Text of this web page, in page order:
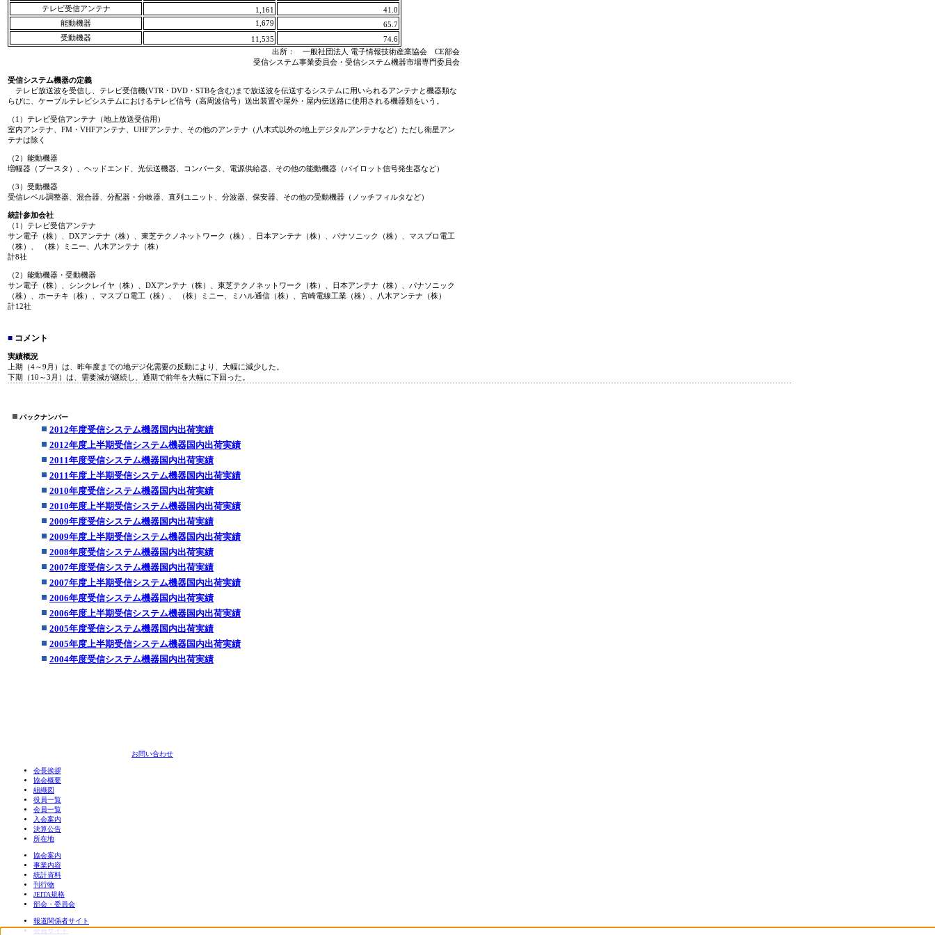
テレビ受信アンテナ
1,161
41.0
能動機器
1,679
65.7
受動機器
11,535
74.6
出所： 一般社団法人 電子情報技術産業協会 CE部会
受信システム事業委員会・受信システム機器市場専門委員会
受信システム機器の定義
テレビ放送波を受信し、テレビ受信機(VTR・DVD・STBを含む)まで放送波を伝送するシステムに用いられるアンテナと機器類な
らびに、ケーブルテレビシステムにおけるテレビ信号（高周波信号）送出装置や屋外・屋内伝送路に使用される機器類をいう。
（1）テレビ受信アンテナ（地上放送受信用）
室内アンテナ、FM・VHFアンテナ、UHFアンテナ、その他のアンテナ（八木式以外の地上デジタルアンテナなど）ただし衛星アン
テナは除く
（2）能動機器
増幅器（ブースタ）、ヘッドエンド、光伝送機器、コンバータ、電源供給器、その他の能動機器（パイロット信号発生器など）
（3）受動機器
受信レベル調整器、混合器、分配器・分岐器、直列ユニット、分波器、保安器、その他の受動機器（ノッチフィルタなど）
統計参加会社
（1）テレビ受信アンテナ
サン電子（株）、DXアンテナ（株）、東芝テクノネットワーク（株）、日本アンテナ（株）、パナソニック（株）、マスプロ電工
（株）、 （株）ミニー、八木アンテナ（株）
計8社
（2）能動機器・受動機器
サン電子（株）、シンクレイヤ（株）、DXアンテナ（株）、東芝テクノネットワーク（株）、日本アンテナ（株）、パナソニック
（株）、ホーチキ（株）、マスプロ電工（株）、 （株）ミニー、ミハル通信（株）、宮崎電線工業（株）、八木アンテナ（株）
計12社
■ コメント
実績概況
上期（4～9月）は、昨年度までの地デジ化需要の反動により、大幅に減少した。
下期（10～3月）は、需要減が継続し、通期で前年を大幅に下回った。
バックナンバー
2012年度受信システム機器国内出荷実績
2012年度上半期受信システム機器国内出荷実績
2011年度受信システム機器国内出荷実績
2011年度上半期受信システム機器国内出荷実績
2010年度受信システム機器国内出荷実績
2010年度上半期受信システム機器国内出荷実績
2009年度受信システム機器国内出荷実績
2009年度上半期受信システム機器国内出荷実績
2008年度受信システム機器国内出荷実績
2007年度受信システム機器国内出荷実績
2007年度上半期受信システム機器国内出荷実績
2006年度受信システム機器国内出荷実績
2006年度上半期受信システム機器国内出荷実績
2005年度受信システム機器国内出荷実績
2005年度上半期受信システム機器国内出荷実績
2004年度受信システム機器国内出荷実績
お問い合わせ
会長挨拶
協会概要
組織図
役員一覧
会員一覧
入会案内
決算公告
所在地
協会案内
事業内容
統計資料
刊行物
JEITA規格
部会・委員会
報道関係者サイト
会員サイト